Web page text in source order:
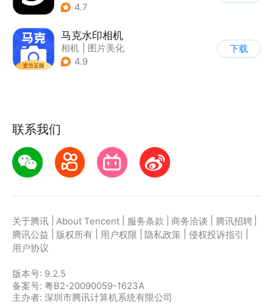
4.7
马克水印相机
相机
图片美化
4.9
下载
联系我们
关于腾讯 About Tencent 服务条款 商务洽谈 腾讯招聘
腾讯公益
版权所有 用户权限 隐私政策 侵权投诉指引
用户协议
版本号: 9.2.5
备案号: 粤B2-20090059-1623A
主办者: 深圳市腾讯计算机系统有限公司